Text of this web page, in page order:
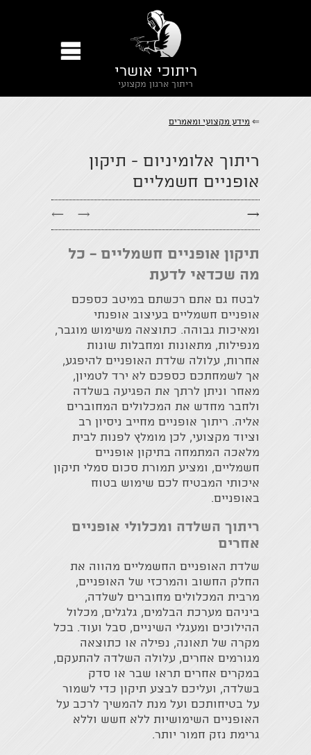
ריתוכי אושרי
ריתוך ארגון מקצועי
⇐ מידע מקצועי ומאמרים
ריתוך אלומיניום - ​תיקון
אופניים חשמליים
→
→
←
תיקון אופניים חשמליים - כל
מה שכדאי לדעת
לבטח גם אתם רכשתם במיטב כספכם
אופניים חשמליים בעיצוב אופנתי
ומאיכות גבוהה. כתוצאה משימוש מוגבר,
מנפילות, מתאונות ומחבלות שונות
אחרות, עלולה שלדת האופניים להיפגע,
אך לשמחתכם כספכם לא ירד לטמיון,
מאחר וניתן לרתך את הפגיעה בשלדה
ולחבר מחדש את המכלולים המחוברים
אליה. ריתוך אופניים מחייב ניסיון רב
וציוד מקצועי, לכן מומלץ לפנות לבית
מלאכה המתמחה בתיקון אופניים
חשמליים, ומציע תמורת סכום סמלי תיקון
איכותי המבטיח לכם שימוש בטוח
באופניים.
ריתוך השלדה ומכלולי אופניים
אחרים
שלדת האופניים החשמליים מהווה את
החלק החשוב והמרכזי של האופניים,
מרבית המכלולים מחוברים לשלדה,
ביניהם מערכת הבלמים, גלגלים, מכלול
ההילוכים ומעגלי השיניים, סבל ועוד. בכל
מקרה של תאונה, נפילה או כתוצאה
מגורמים אחרים, עלולה השלדה להתעקם,
במקרים אחרים תראו שבר או סדק
בשלדה, ועליכם לבצע תיקון כדי לשמור
על בטיחותכם ועל מנת להמשיך לרכב על
האופניים השימושיות ללא חשש וללא
גרימת נזק חמור יותר.